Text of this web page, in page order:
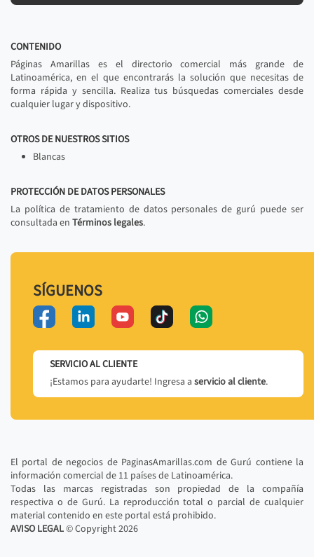
CONTENIDO
Páginas Amarillas es el directorio comercial más grande de
Latinoamérica, en el que encontrarás la solución que necesitas de
forma rápida y sencilla. Realiza tus búsquedas comerciales desde
cualquier lugar y dispositivo.
OTROS DE NUESTROS SITIOS
Blancas
PROTECCIÓN DE DATOS PERSONALES
La política de tratamiento de datos personales de gurú puede ser
consultada en Términos legales.
SÍGUENOS
SERVICIO AL CLIENTE
¡Estamos para ayudarte! Ingresa a servicio al cliente.
El portal de negocios de PaginasAmarillas.com de Gurú contiene la
información comercial de 11 países de Latinoamérica.
Todas las marcas registradas son propiedad de la compañía
respectiva o de Gurú. La reproducción total o parcial de cualquier
material contenido en este portal está prohibido.
AVISO LEGAL© Copyright2026